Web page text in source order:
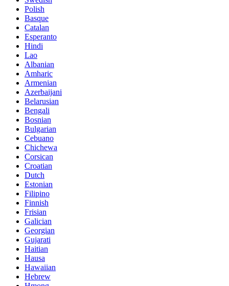
Polish
Basque
Catalan
Esperanto
Hindi
Lao
Albanian
Amharic
Armenian
Azerbaijani
Belarusian
Bengali
Bosnian
Bulgarian
Cebuano
Chichewa
Corsican
Croatian
Dutch
Estonian
Filipino
Finnish
Frisian
Galician
Georgian
Gujarati
Haitian
Hausa
Hawaiian
Hebrew